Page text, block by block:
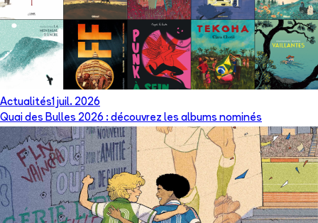
Actualités1 juil. 2026
Quai des Bulles 2026 : découvrez les albums nominés